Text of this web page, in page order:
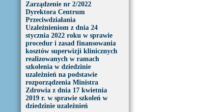
Zarządzenie nr 2/2022
Dyrektora Centrum
Przeciwdziałania
Uzależnieniom z dnia 24
stycznia 2022 roku w sprawie
procedur i zasad finansowania
kosztów superwizji klinicznych
realizowanych w ramach
szkolenia w dziedzinie
uzależnień na podstawie
rozporządzenia Ministra
Zdrowia z dnia 17 kwietnia
2019 r. w sprawie szkoleń w
dziedzinie uzależnień